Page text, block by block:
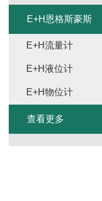
E+H恩格斯豪斯
E+H流量计
E+H液位计
E+H物位计
查看更多